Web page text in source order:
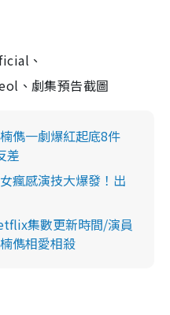
、
、劇集預告截圖
儁一劇爆紅起底8件
差
瘋感演技大爆發！出
集數更新時間/演員
儁相愛相殺